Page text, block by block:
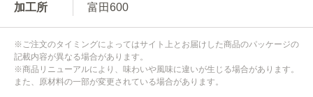
加工所
富田600
※ご注文のタイミングによってはサイト上とお届けした商品のパッケージの
記載内容が異なる場合があります。
※商品リニューアルにより、味わいや風味に違いが生じる場合があります。
また、原材料の一部が変更されている場合があります。